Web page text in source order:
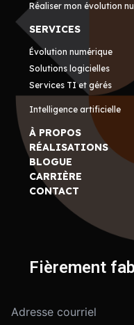
Réaliser mon évolution
SERVICES
Évolution numérique
Solutions logicielles
Services TI et gérés
Intelligence artificielle
À PROPOS
RÉALISATIONS
BLOGUE
CARRIÈRE
CONTACT
Fièrement